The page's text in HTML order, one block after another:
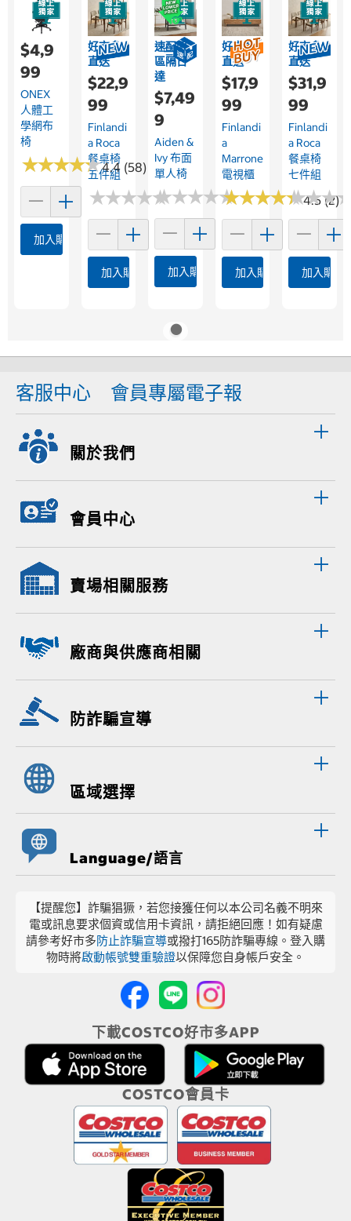
$4,9
99
ONEX
人體工
學網布
椅
★★★★★
★★★★★4.4 (58)
加入購物車
好市多
直送
$22,9
99
Finlandi
A Roca
餐桌椅
五件組
★★★★★
★★★★★
加入購物車
速配限
區隔日
達
$7,49
9
Aiden &
Ivy 布面
單人椅
★★★★★
★★★★★
加入購物車
好市多
直送
$17,9
99
Finlandi
A
Marrone
電視櫃
★★★★★
★★★★★4.5 (2)
加入購物車
好市多
直送
$31,9
99
Finlandi
A Roca
餐桌椅
七件組
★★★
★★★
加入購物
客服中心 會員專屬電子報
關於我們
會員中心
賣場相關服務
廠商與供應商相關
防詐騙宣導
區域選擇
Language/語言
【提醒您】詐騙猖獗，若您接獲任何以本公司名義不明來
電或訊息要求個資或信用卡資訊，請拒絕回應！如有疑慮
請參考好市多防止詐騙宣導或撥打165防詐騙專線。登入購
物時將啟動帳號雙重驗證以保障您自身帳戶安全。
下載COSTCO好市多APP
COSTCO會員卡